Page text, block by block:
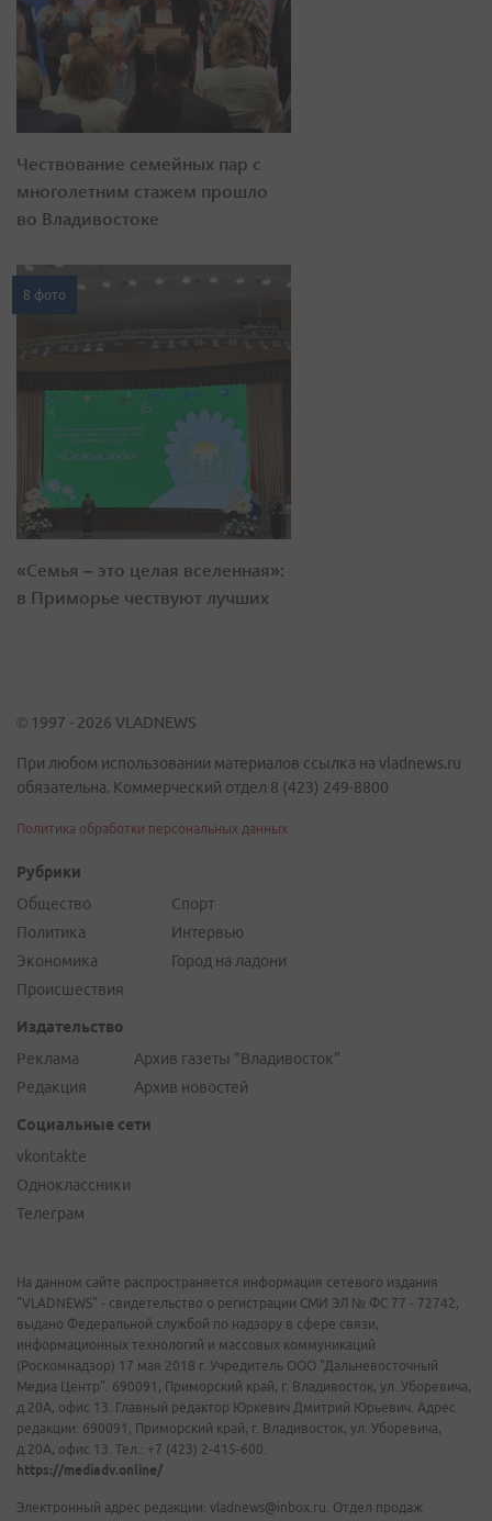
Чествование семейных пар с
многолетним стажем прошло
во Владивостоке
8 фото
«Семья – это целая вселенная»:
в Приморье чествуют лучших
© 1997 - 2026 VLADNEWS
При любом использовании материалов ссылка на vladnews.ru
обязательна. Коммерческий отдел 8 (423) 249-8800
Политика обработки персональных данных
Рубрики
Общество
Политика
Экономика
Происшествия
Спорт
Интервью
Город на ладони
Издательство
Реклама
Редакция
Архив газеты "Владивосток"
Архив новостей
Социальные сети
vkontakte
Одноклассники
Телеграм
На данном сайте распространяется информация сетевого издания
"VLADNEWS" - свидетельство о регистрации СМИ ЭЛ № ФС 77 - 72742,
выдано Федеральной службой по надзору в сфере связи,
информационных технологий и массовых коммуникаций
(Роскомнадзор) 17 мая 2018 г. Учредитель ООО "Дальневосточный
Медиа Центр". 690091, Приморский край, г. Владивосток, ул. Уборевича,
д.20А, офис 13. Главный редактор Юркевич Дмитрий Юрьевич. Адрес
редакции: 690091, Приморский край, г. Владивосток, ул. Уборевича,
д.20А, офис 13. Тел.: +7 (423) 2-415-600.
https://mediadv.online/
Электронный адрес редакции: vladnews@inbox.ru. Отдел продаж